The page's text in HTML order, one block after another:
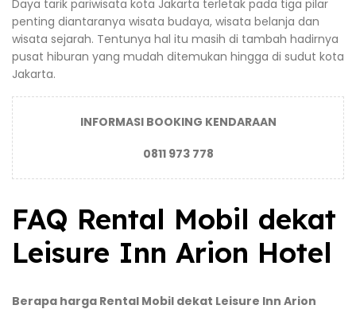
Daya tarik pariwisata kota Jakarta terletak pada tiga pilar
penting diantaranya wisata budaya, wisata belanja dan
wisata sejarah. Tentunya hal itu masih di tambah hadirnya
pusat hiburan yang mudah ditemukan hingga di sudut kota
Jakarta.
INFORMASI BOOKING KENDARAAN
0811 973 778
FAQ Rental Mobil dekat
Leisure Inn Arion Hotel
Berapa harga Rental Mobil dekat Leisure Inn Arion